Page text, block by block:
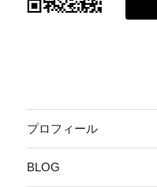
プロフィール
BLOG